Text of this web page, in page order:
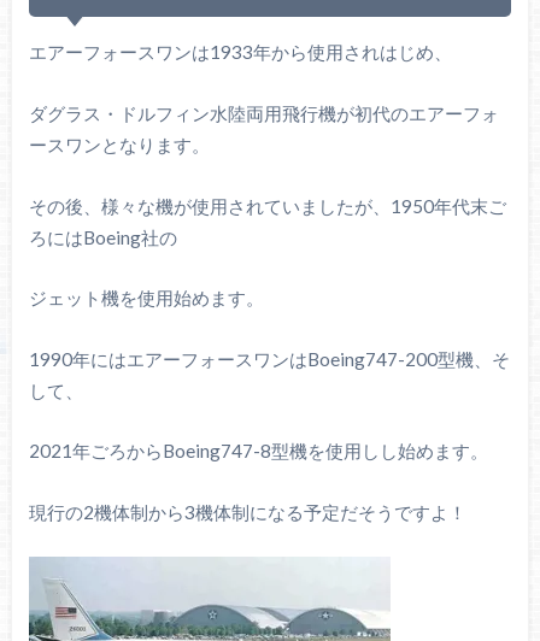
エアーフォースワンは1933年から使用されはじめ、
ダグラス・ドルフィン水陸両用飛行機が初代のエアーフォ
ースワンとなります。
その後、様々な機が使用されていましたが、1950年代末ご
ろにはBoeing社の
ジェット機を使用始めます。
1990年にはエアーフォースワンはBoeing747-200型機、そ
して、
2021年ごろからBoeing747-8型機を使用しし始めます。
現行の2機体制から3機体制になる予定だそうですよ！